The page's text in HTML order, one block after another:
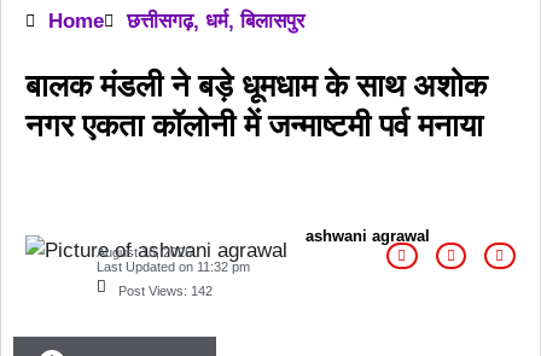
Home छत्तीसगढ़, धर्म,बिलासपुर
बालक मंडली ने बड़े धूमधाम के साथ अशोक
नगर एकता कॉलोनी में जन्माष्टमी पर्व मनाया
ashwani agrawal
August 16, 2025
Last Updated on 11:32 pm
Post Views: 142